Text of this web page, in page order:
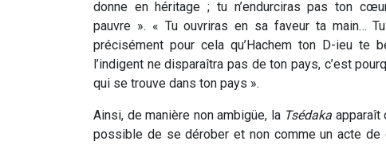
donne en héritage ; tu n’endurciras pas ton
pauvre ». « Tu ouvriras en sa faveur ta main…
précisément pour cela qu’Hachem ton D-ieu
l’indigent ne disparaîtra pas de ton pays, c’est
qui se trouve dans ton pays ».
Ainsi, de manière non ambigüe, la Tsédaka apparaît
possible de se dérober et non comme un acte